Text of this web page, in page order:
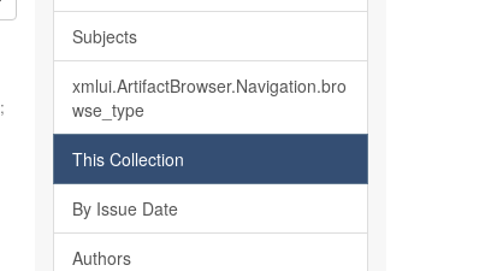
;
Subjects
xmlui.ArtifactBrowser.Navigation.bro
wse_type
This Collection
By Issue Date
Authors